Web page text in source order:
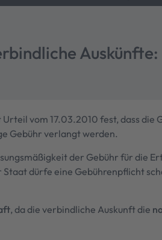
Auskünfte:
vom 17.03.2010 fest, dass die
Gebühr verlangt werden.
der Gebühr für die
Staat dürfe eine Gebührenpflicht
, da die verbindliche Auskunft die